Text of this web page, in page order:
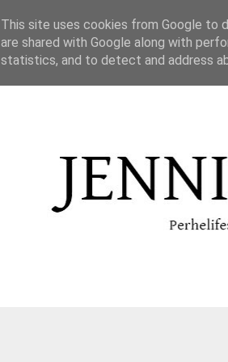
This site uses cookies from Google to
are shared with Google along with
statistics, and to detect and address